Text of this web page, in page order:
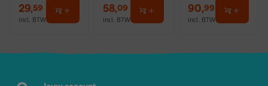
29,59
incl. BTW
58,09
incl. BTW
90,99
incl. BTW